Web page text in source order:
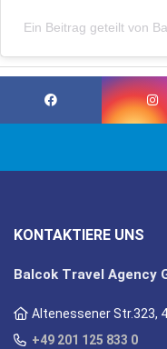
Ein Beitrag geteilt von
KONTAKTIERE UNS
Balcok Travel Agency
Altenessener Str.323,
+49 201 125 833 0